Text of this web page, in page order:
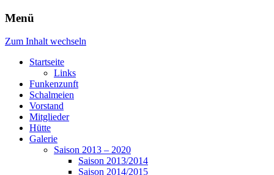
Menü
Zum Inhalt wechseln
Startseite
Links
Funkenzunft
Schalmeien
Vorstand
Mitglieder
Hütte
Galerie
Saison 2013 – 2020
Saison 2013/2014
Saison 2014/2015